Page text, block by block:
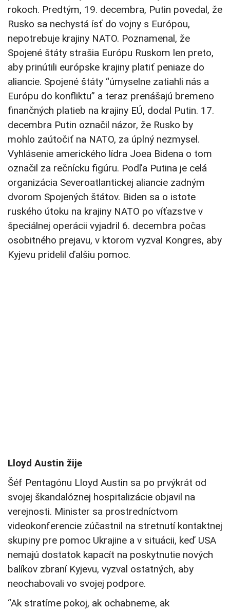
rokoch. Predtým, 19. decembra, Putin povedal, že
Rusko sa nechystá ísť do vojny s Európou,
nepotrebuje krajiny NATO. Poznamenal, že
Spojené štáty strašia Európu Ruskom len preto,
aby prinútili európske krajiny platiť peniaze do
aliancie. Spojené štáty “úmyselne zatiahli nás a
Európu do konfliktu” a teraz prenášajú bremeno
finančných platieb na krajiny EÚ, dodal Putin. 17.
decembra Putin označil názor, že Rusko by
mohlo zaútočiť na NATO, za úplný nezmysel.
Vyhlásenie amerického lídra Joea Bidena o tom
označil za rečnícku figúru. Podľa Putina je celá
organizácia Severoatlantickej aliancie zadným
dvorom Spojených štátov. Biden sa o istote
ruského útoku na krajiny NATO po víťazstve v
špeciálnej operácii vyjadril 6. decembra počas
osobitného prejavu, v ktorom vyzval Kongres, aby
Kyjevu pridelil ďalšiu pomoc.
Lloyd Austin žije
Šéf Pentagónu Lloyd Austin sa po prvýkrát od
svojej škandalóznej hospitalizácie objavil na
verejnosti. Minister sa prostredníctvom
videokonferencie zúčastnil na stretnutí kontaktnej
skupiny pre pomoc Ukrajine a v situácii, keď USA
nemajú dostatok kapacít na poskytnutie nových
balíkov zbraní Kyjevu, vyzval ostatných, aby
neochabovali vo svojej podpore.
“Ak stratíme pokoj, ak ochabneme, ak